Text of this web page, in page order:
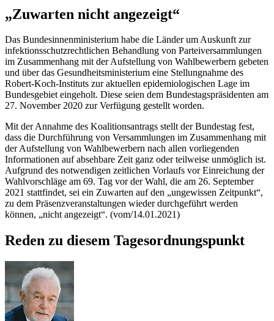
„Zuwarten nicht angezeigt“
Das Bundesinnenministerium habe die Länder um Auskunft zur
infektionsschutzrechtlichen Behandlung von Parteiversammlungen
im Zusammenhang mit der Aufstellung von Wahlbewerbern gebeten
und über das Gesundheitsministerium eine Stellungnahme des
Robert-Koch-Instituts zur aktuellen epidemiologischen Lage im
Bundesgebiet eingeholt. Diese seien dem Bundestagspräsidenten am
27. November 2020 zur Verfügung gestellt worden.
Mit der Annahme des Koalitionsantrags stellt der Bundestag fest,
dass die Durchführung von Versammlungen im Zusammenhang mit
der Aufstellung von Wahlbewerbern nach allen vorliegenden
Informationen auf absehbare Zeit ganz oder teilweise unmöglich ist.
Aufgrund des notwendigen zeitlichen Vorlaufs vor Einreichung der
Wahlvorschläge am 69. Tag vor der Wahl, die am 26. September
2021 stattfindet, sei ein Zuwarten auf den „ungewissen Zeitpunkt“,
zu dem Präsenzveranstaltungen wieder durchgeführt werden
können, „nicht angezeigt“. (vom/14.01.2021)
Reden zu diesem Tagesordnungspunkt